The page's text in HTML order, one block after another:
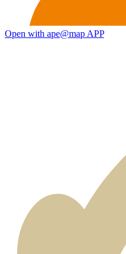
Open with ape@map APP